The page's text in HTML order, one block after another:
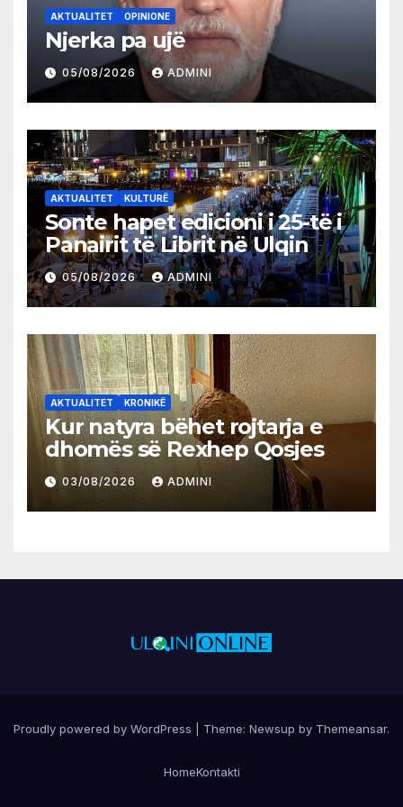
AKTUALITET OPINIONE
Njerka pa ujë
05/08/2026 ADMINI
AKTUALITET KULTURË
Sonte hapet edicioni i 25-të i
Panairit të Librit në Ulqin
05/08/2026 ADMINI
AKTUALITET KRONIKË
Kur natyra bëhet rojtarja e
dhomës së Rexhep Qosjes
03/08/2026 ADMINI
Proudly powered by WordPress Theme: Newsup by Themeansar.
HomeKontakti